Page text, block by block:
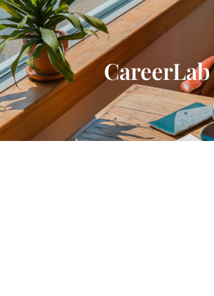
内
容
を
ス
キ
ッ
プ
CareerLab